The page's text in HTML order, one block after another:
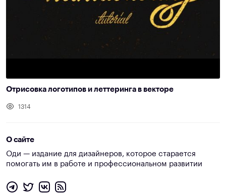
Отрисовка логотипов и леттеринга в векторе
1314
О сайте
Оди — издание для дизайнеров, которое старается
помогать им в работе и профессиональном развитии